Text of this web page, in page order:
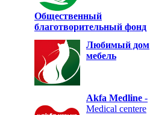
Общественный
благотворительный фонд
Любимый дом
мебель
Akfa Medline -
Medical centere